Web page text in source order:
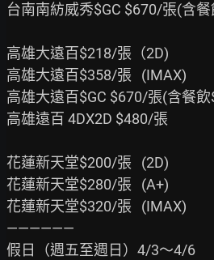
台南南紡威秀$GC $670/張(含
高雄大遠百$218/張（2D)
高雄大遠百$358/張   (IMAX)
高雄大遠百$GC $670/張(含餐飲
高雄遠百 4DX2D $480/張
花蓮新天堂$200/張   (2D)
花蓮新天堂$280/張   (A+)
花蓮新天堂$320/張   (IMAX)
——————
假日（週五至週日）4/3～4/6